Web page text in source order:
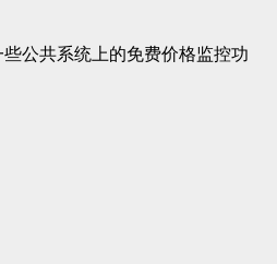
公共系统上的免费价格监控功